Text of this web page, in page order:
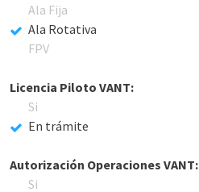
Ala Fija
Ala Rotativa
FPV
Licencia Piloto VANT:
Si
En trámite
Autorización Operaciones VANT:
Si